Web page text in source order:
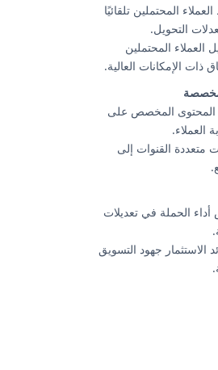
المحتملين تلقائيًا
التحويل.
المحتملين
ذات الإمكانات العالية.
المحتوى المخصص على
العملاء.
متعددة القنوات إلى
أداء الحملة في تعديلات
الاستثمار جهود التسويق